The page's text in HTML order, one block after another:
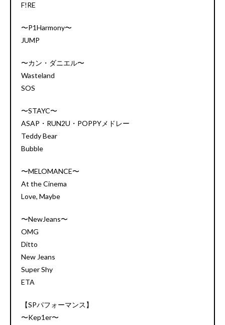
F!RE
〜P1Harmony〜
JUMP
〜カン・ダニエル〜
Wasteland
SOS
〜STAYC〜
ASAP・RUN2U・POPPYメドレー
Teddy Bear
Bubble
〜MELOMANCE〜
At the Cinema
Love, Maybe
〜NewJeans〜
OMG
Ditto
New Jeans
Super Shy
ETA
【SPパフォーマンス】
〜Kep1er〜